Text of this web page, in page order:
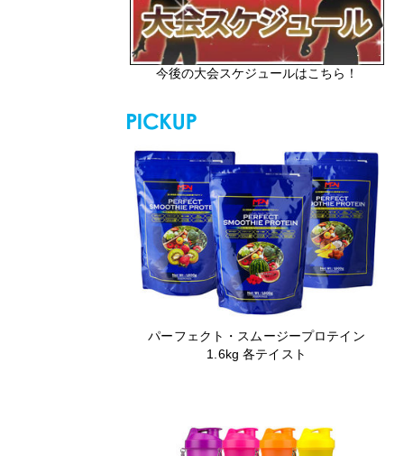
今後の大会スケジュールはこちら！
パーフェクト・スムージープロテイン
1.6kg 各テイスト